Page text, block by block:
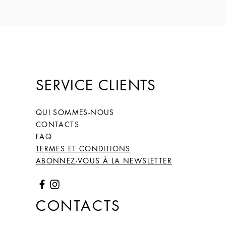
SERVICE CLIENTS
QUI SOMMES-NOUS
CONTACTS
FAQ
TERMES ET CONDITIONS
ABONNEZ-VOUS À LA NEWSLETTER
CONTACTS